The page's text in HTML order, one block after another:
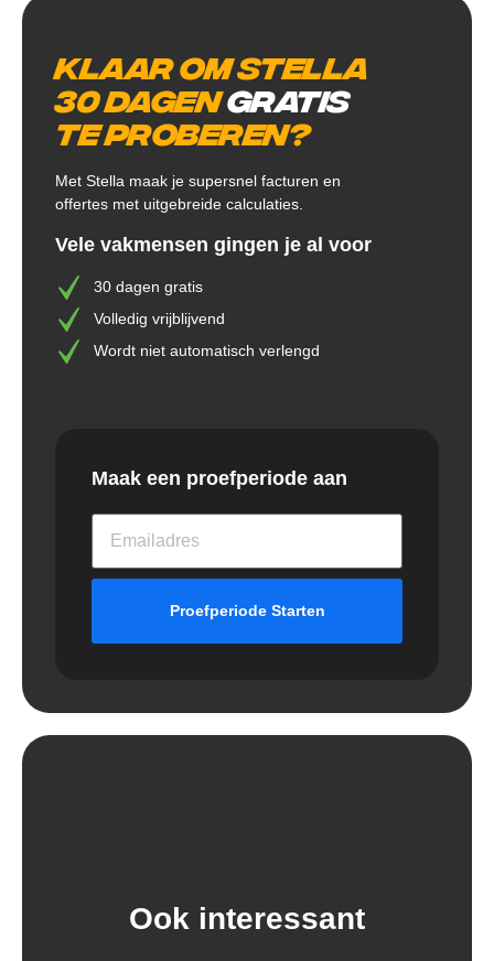
Klaar om Stella
30 dagengratis
te proberen?
Met Stella maak je supersnel facturen en
offertes met uitgebreide calculaties.
Vele vakmensen gingen je al voor
30 dagen gratis
Volledig vrijblijvend
Wordt niet automatisch verlengd
Maak een proefperiode aan
Proefperiode Starten
Ook interessant